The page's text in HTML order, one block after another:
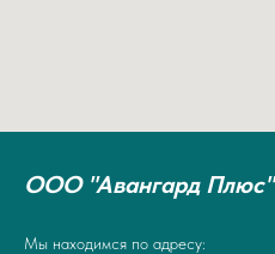
ООО "Авангард Плюс"
Мы находимся по адресу: